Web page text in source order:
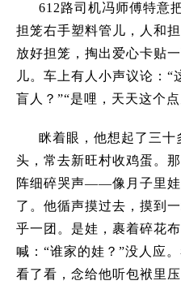
612路司机冯师傅特意
担笼右手塑料管儿，人和
放好担笼，掏出爱心卡贴
儿。车上有人小声议论： “
盲人？ ”“是哩，天天这个
眯着眼，他想起了三十
头，常去新旺村收鸡蛋。
阵细碎哭声——像月子里娃
了。他循声摸过去，摸到
乎一团。是娃，裹着碎花
喊： “谁家的娃？ ”没人应
看了看，念给他听包袱里压